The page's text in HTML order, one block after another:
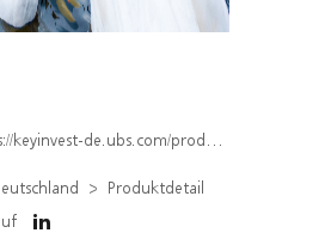
de.ubs.com/produkt/detail/index/isin/DE000WA7J207
Produktdetail